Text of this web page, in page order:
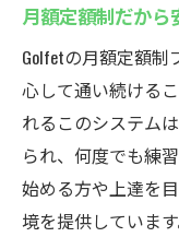
月額定額制だから
Golfetの月額定額
心して通い続ける
れるこのシステム
られ、何度でも練
始める方や上達を
境を提供していま